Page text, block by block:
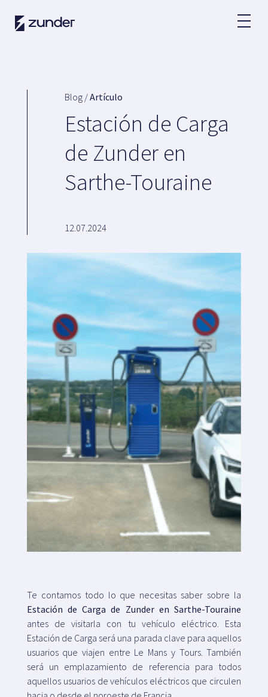
ES
App de Zunder
Administraciones
Plataforma SaaS
Plataforma SaaS
Beneficios
Buscamos ubicaciones
¿Qué buscamos?
¿Qué ofrecemos?
Proponer ubicación
Mapa
Blog
Atención al cliente
Blog /Artículo
Estación de Carga
de Zunder en
Sarthe-Touraine
12.07.2024
Te contamos todo lo que necesitas saber sobre la
Estación de Carga de Zunder en Sarthe-Touraine
antes de visitarla con tu vehículo eléctrico. Esta
Estación de Carga será una parada clave para aquellos
usuarios que viajen entre Le Mans y Tours. También
será un emplazamiento de referencia para todos
aquellos usuarios de vehículos eléctricos que circulen